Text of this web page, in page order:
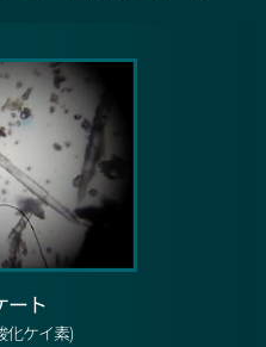
ート
化ケイ素)